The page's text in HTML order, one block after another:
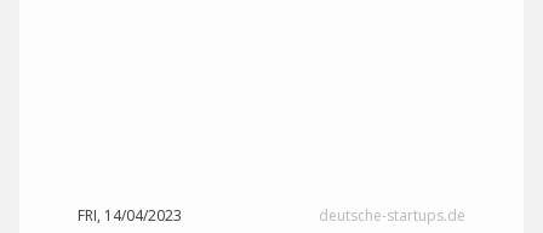
FRI, 14/04/2023 deutsche-startups.de